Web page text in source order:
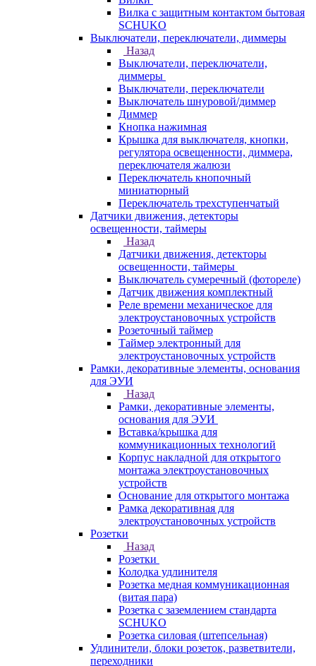
Вилка с защитным контактом бытовая
SCHUKO
Выключатели, переключатели, диммеры
Назад
Выключатели, переключатели,
диммеры
Выключатели, переключатели
Выключатель шнуровой/диммер
Диммер
Кнопка нажимная
Крышка для выключателя, кнопки,
регулятора освещенности, диммера,
переключателя жалюзи
Переключатель кнопочный
миниатюрный
Переключатель трехступенчатый
Датчики движения, детекторы
освещенности, таймеры
Назад
Датчики движения, детекторы
освещенности, таймеры
Выключатель сумеречный (фотореле)
Датчик движения комплектный
Реле времени механическое для
электроустановочных устройств
Розеточный таймер
Таймер электронный для
электроустановочных устройств
Рамки, декоративные элементы, основания
для ЭУИ
Назад
Рамки, декоративные элементы,
основания для ЭУИ
Вставка/крышка для
коммуникационных технологий
Корпус накладной для открытого
монтажа электроустановочных
устройств
Основание для открытого монтажа
Рамка декоративная для
электроустановочных устройств
Розетки
Назад
Розетки
Колодка удлинителя
Розетка медная коммуникационная
(витая пара)
Розетка с заземлением стандарта
SCHUKO
Розетка силовая (штепсельная)
Удлинители, блоки розеток, разветвители,
переходники